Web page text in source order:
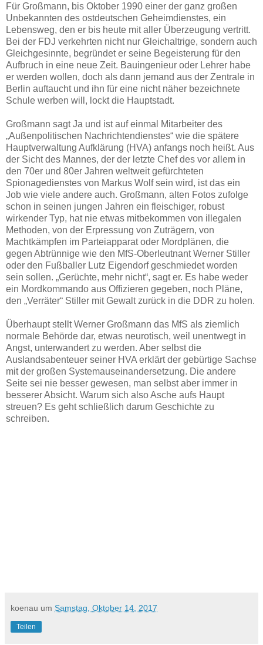
Für Großmann, bis Oktober 1990 einer der ganz großen
Unbekannten des ostdeutschen Geheimdienstes, ein
Lebensweg, den er bis heute mit aller Überzeugung vertritt.
Bei der FDJ verkehrten nicht nur Gleichaltrige, sondern auch
Gleichgesinnte, begründet er seine Begeisterung für den
Aufbruch in eine neue Zeit. Bauingenieur oder Lehrer habe
er werden wollen, doch als dann jemand aus der Zentrale in
Berlin auftaucht und ihn für eine nicht näher bezeichnete
Schule werben will, lockt die Hauptstadt.
Großmann sagt Ja und ist auf einmal Mitarbeiter des
„Außenpolitischen Nachrichtendienstes“ wie die spätere
Hauptverwaltung Aufklärung (HVA) anfangs noch heißt. Aus
der Sicht des Mannes, der der letzte Chef des vor allem in
den 70er und 80er Jahren weltweit gefürchteten
Spionagedienstes von Markus Wolf sein wird, ist das ein
Job wie viele andere auch. Großmann, alten Fotos zufolge
schon in seinen jungen Jahren ein fleischiger, robust
wirkender Typ, hat nie etwas mitbekommen von illegalen
Methoden, von der Erpressung von Zuträgern, von
Machtkämpfen im Parteiapparat oder Mordplänen, die
gegen Abtrünnige wie den MfS-Oberleutnant Werner Stiller
oder den Fußballer Lutz Eigendorf geschmiedet worden
sein sollen. „Gerüchte, mehr nicht“, sagt er. Es habe weder
ein Mordkommando aus Offizieren gegeben, noch Pläne,
den „Verräter“ Stiller mit Gewalt zurück in die DDR zu holen.
Überhaupt stellt Werner Großmann das MfS als ziemlich
normale Behörde dar, etwas neurotisch, weil unentwegt in
Angst, unterwandert zu werden. Aber selbst die
Auslandsabenteuer seiner HVA erklärt der gebürtige Sachse
mit der großen Systemauseinandersetzung. Die andere
Seite sei nie besser gewesen, man selbst aber immer in
besserer Absicht. Warum sich also Asche aufs Haupt
streuen? Es geht schließlich darum Geschichte zu
schreiben.
koenau um Samstag, Oktober 14, 2017
Teilen